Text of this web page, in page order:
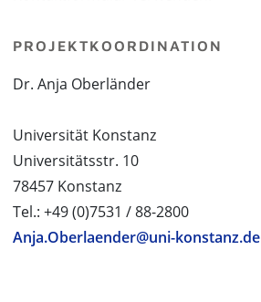
PROJEKTKOORDINATION
Dr. Anja Oberländer
Universität Konstanz
Universitätsstr. 10
78457 Konstanz
Tel.: +49 (0)7531 / 88-2800
Anja.Oberlaender@uni-konstanz.de